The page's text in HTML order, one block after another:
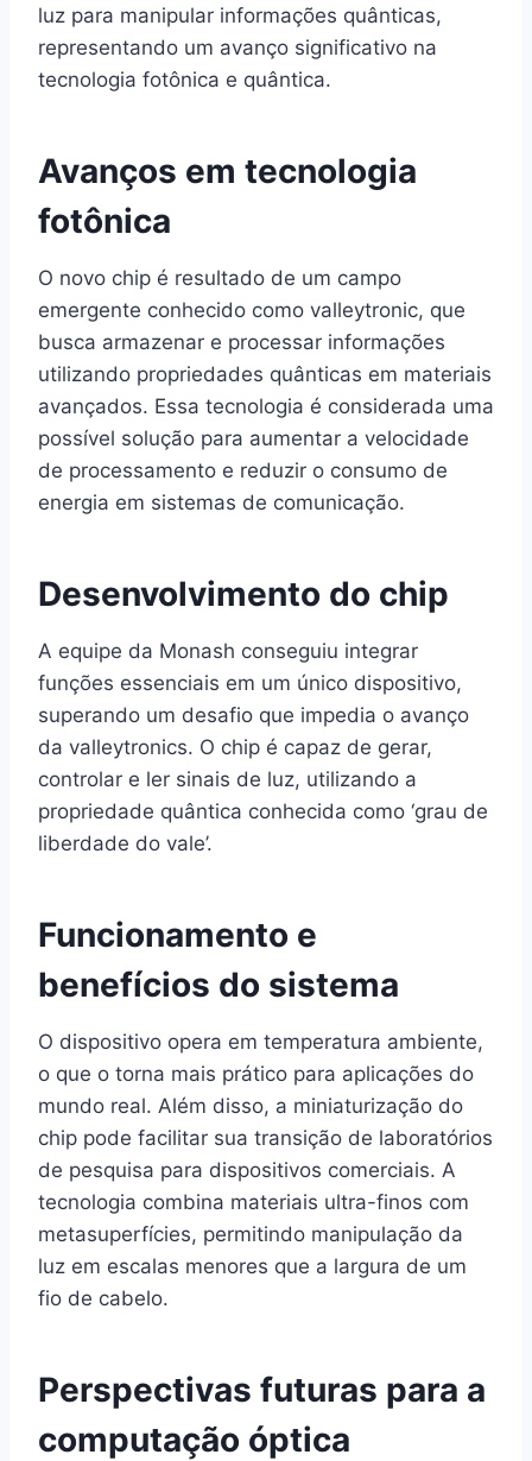
luz para manipular informações quânticas,
representando um avanço significativo na
tecnologia fotônica e quântica.
Avanços em tecnologia
fotônica
O novo chip é resultado de um campo
emergente conhecido como valleytronic, que
busca armazenar e processar informações
utilizando propriedades quânticas em materiais
avançados. Essa tecnologia é considerada uma
possível solução para aumentar a velocidade
de processamento e reduzir o consumo de
energia em sistemas de comunicação.
Desenvolvimento do chip
A equipe da Monash conseguiu integrar
funções essenciais em um único dispositivo,
superando um desafio que impedia o avanço
da valleytronics. O chip é capaz de gerar,
controlar e ler sinais de luz, utilizando a
propriedade quântica conhecida como ‘grau de
liberdade do vale’.
Funcionamento e
benefícios do sistema
O dispositivo opera em temperatura ambiente,
o que o torna mais prático para aplicações do
mundo real. Além disso, a miniaturização do
chip pode facilitar sua transição de laboratórios
de pesquisa para dispositivos comerciais. A
tecnologia combina materiais ultra-finos com
metasuperfícies, permitindo manipulação da
luz em escalas menores que a largura de um
fio de cabelo.
Perspectivas futuras para a
computação óptica